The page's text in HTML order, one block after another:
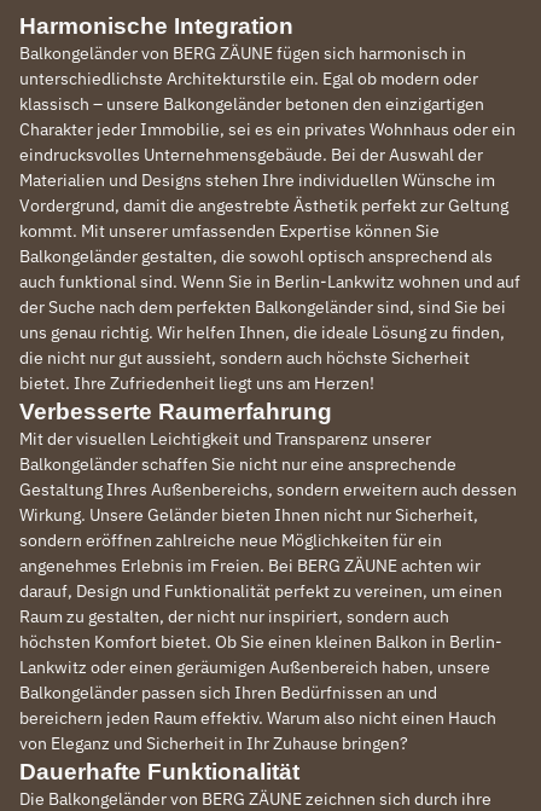
Harmonische Integration
Balkongeländer von BERG ZÄUNE fügen sich harmonisch in
unterschiedlichste Architekturstile ein. Egal ob modern oder
klassisch – unsere Balkongeländer betonen den einzigartigen
Charakter jeder Immobilie, sei es ein privates Wohnhaus oder ein
eindrucksvolles Unternehmensgebäude. Bei der Auswahl der
Materialien und Designs stehen Ihre individuellen Wünsche im
Vordergrund, damit die angestrebte Ästhetik perfekt zur Geltung
kommt. Mit unserer umfassenden Expertise können Sie
Balkongeländer gestalten, die sowohl optisch ansprechend als
auch funktional sind. Wenn Sie in Berlin-Lankwitz wohnen und auf
der Suche nach dem perfekten Balkongeländer sind, sind Sie bei
uns genau richtig. Wir helfen Ihnen, die ideale Lösung zu finden,
die nicht nur gut aussieht, sondern auch höchste Sicherheit
bietet. Ihre Zufriedenheit liegt uns am Herzen!
Verbesserte Raumerfahrung
Mit der visuellen Leichtigkeit und Transparenz unserer
Balkongeländer schaffen Sie nicht nur eine ansprechende
Gestaltung Ihres Außenbereichs, sondern erweitern auch dessen
Wirkung. Unsere Geländer bieten Ihnen nicht nur Sicherheit,
sondern eröffnen zahlreiche neue Möglichkeiten für ein
angenehmes Erlebnis im Freien. Bei BERG ZÄUNE achten wir
darauf, Design und Funktionalität perfekt zu vereinen, um einen
Raum zu gestalten, der nicht nur inspiriert, sondern auch
höchsten Komfort bietet. Ob Sie einen kleinen Balkon in Berlin-
Lankwitz oder einen geräumigen Außenbereich haben, unsere
Balkongeländer passen sich Ihren Bedürfnissen an und
bereichern jeden Raum effektiv. Warum also nicht einen Hauch
von Eleganz und Sicherheit in Ihr Zuhause bringen?
Dauerhafte Funktionalität
Die Balkongeländer von BERG ZÄUNE zeichnen sich durch ihre